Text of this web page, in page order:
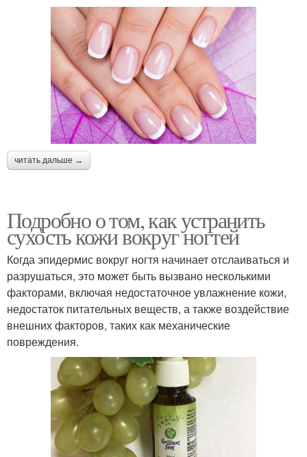
читать дальше →
Подробно о том, как устранить
сухость кожи вокруг ногтей
Когда эпидермис вокруг ногтя начинает отслаиваться и
разрушаться, это может быть вызвано несколькими
факторами, включая недостаточное увлажнение кожи,
недостаток питательных веществ, а также воздействие
внешних факторов, таких как механические
повреждения.